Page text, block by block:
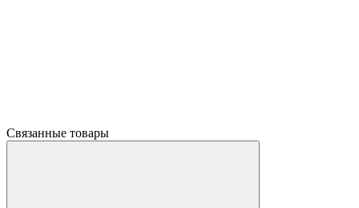
Связанные товары